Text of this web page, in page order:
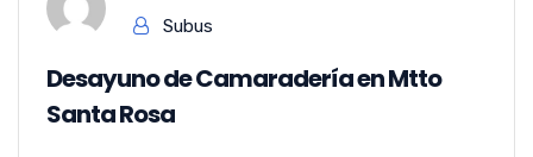
Subus
Desayuno de Camaradería en Mtto
Santa Rosa